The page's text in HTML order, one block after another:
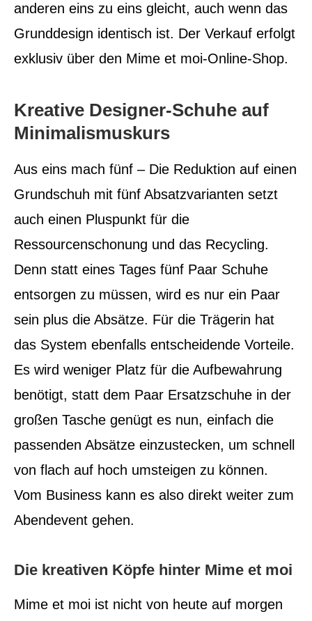
anderen eins zu eins gleicht, auch wenn das
Grunddesign identisch ist. Der Verkauf erfolgt
exklusiv über den Mime et moi-Online-Shop.
Kreative Designer-Schuhe auf
Minimalismuskurs
Aus eins mach fünf – Die Reduktion auf einen
Grundschuh mit fünf Absatzvarianten setzt
auch einen Pluspunkt für die
Ressourcenschonung und das Recycling.
Denn statt eines Tages fünf Paar Schuhe
entsorgen zu müssen, wird es nur ein Paar
sein plus die Absätze. Für die Trägerin hat
das System ebenfalls entscheidende Vorteile.
Es wird weniger Platz für die Aufbewahrung
benötigt, statt dem Paar Ersatzschuhe in der
großen Tasche genügt es nun, einfach die
passenden Absätze einzustecken, um schnell
von flach auf hoch umsteigen zu können.
Vom Business kann es also direkt weiter zum
Abendevent gehen.
Die kreativen Köpfe hinter Mime et moi
Mime et moi ist nicht von heute auf morgen